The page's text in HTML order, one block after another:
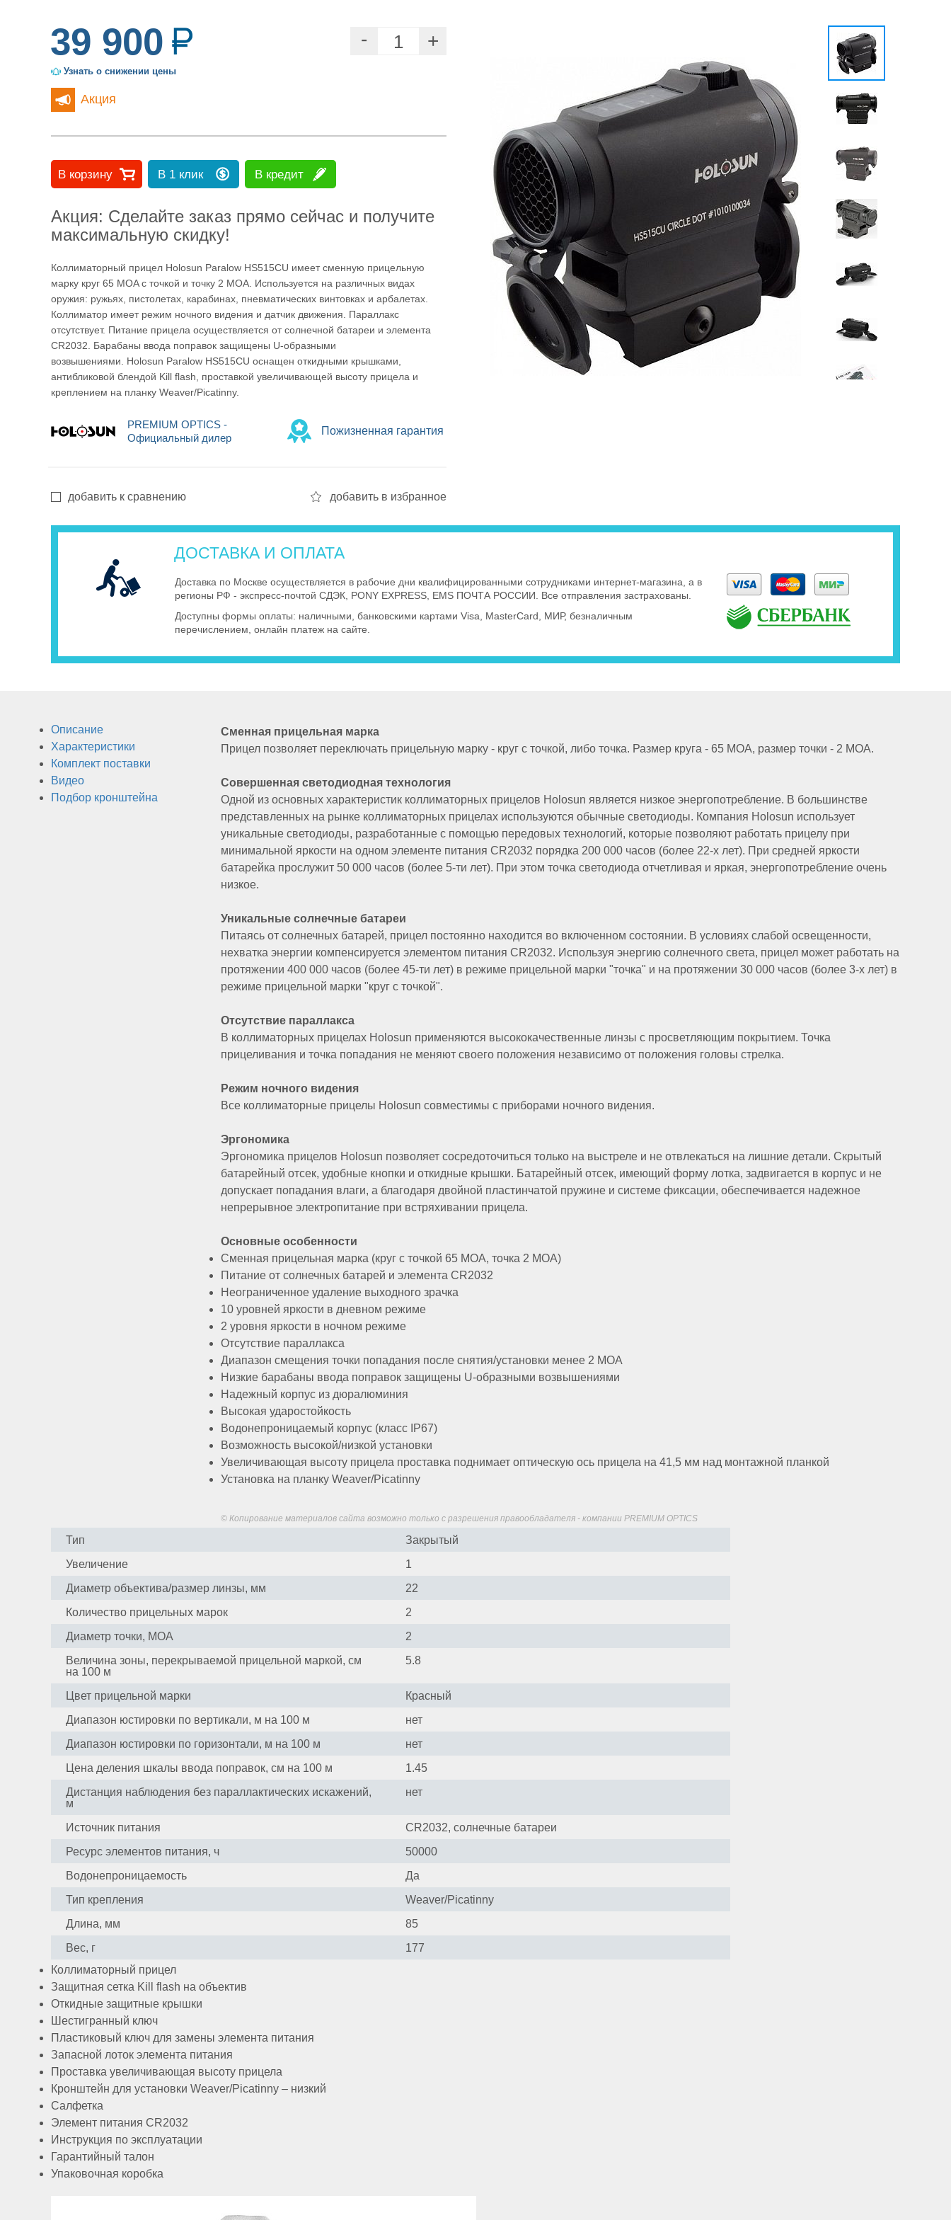
Тепловизионные
Тепловизионные
Обратный
info@premium-
Профсоюзная,
39 900
Узнать о снижении цены
Акция
В корзину В 1 клик
Акция: Сделайте заказ прямо сейчас и получите
максимальную скидку!
Коллиматорный прицел Holosun Paralow HS515CU имеет сменную прицельную
марку круг 65 MOA с точкой и точку 2 MOA. Используется на различных видах
оружия: ружьях, пистолетах, карабинах, пневматических винтовках и арбалетах.
Коллиматор имеет режим ночного видения и датчик движения. Параллакс
отсутствует. Питание прицела осуществляется от солнечной батареи и элемента
CR2032. Барабаны ввода поправок защищены U-образными
возвышениями. Holosun Paralow HS515CU оснащен откидными крышками,
антибликовой блендой Kill flash, проставкой увеличивающей высоту прицела и
креплением на планку Weaver/Picatinny.
PREMIUM OPTICS -
Официальный дилер
Пожизненная гарантия
добавить к сравнению добавить в избранное
ДОСТАВКА И ОПЛАТА
Доставка по Москве осуществляется в рабочие дни квалифицированными сотрудниками интернет-магазина, а в
регионы РФ - экспресс-почтой СДЭК, PONY EXPRESS, EMS ПОЧТА РОССИИ. Все отправления застрахованы.
Доступны формы оплаты: наличными, банковскими картами Visa, MasterCard, МИР, безналичным
перечислением, онлайн платеж на сайте.
Описание
Характеристики
Комплект поставки
Видео
Подбор кронштейна
Сменная прицельная марка
Прицел позволяет переключать прицельную марку - круг с точкой, либо точка. Размер круга - 65 MOA, размер точки - 2 MOA.
Совершенная светодиодная технология
Одной из основных характеристик коллиматорных прицелов Holosun является низкое энергопотребление. В большинстве
представленных на рынке коллиматорных прицелах используются обычные светодиоды. Компания Holosun использует
уникальные светодиоды, разработанные с помощью передовых технологий, которые позволяют работать прицелу при
минимальной яркости на одном элементе питания CR2032 порядка 200 000 часов (более 22-х лет). При средней яркости
батарейка прослужит 50 000 часов (более 5-ти лет). При этом точка светодиода отчетливая и яркая, энергопотребление очень
низкое.
Уникальные солнечные батареи
Питаясь от солнечных батарей, прицел постоянно находится во включенном состоянии. В условиях слабой освещенности,
нехватка энергии компенсируется элементом питания CR2032. Используя энергию солнечного света, прицел может работать на
протяжении 400 000 часов (более 45-ти лет) в режиме прицельной марки "точка" и на протяжении 30 000 часов (более 3-х лет) в
режиме прицельной марки "круг с точкой".
Отсутствие параллакса
В коллиматорных прицелах Holosun применяются высококачественные линзы с просветляющим покрытием. Точка
прицеливания и точка попадания не меняют своего положения независимо от положения головы стрелка.
Режим ночного видения
Все коллиматорные прицелы Holosun совместимы с приборами ночного видения.
Эргономика
Эргономика прицелов Holosun позволяет сосредоточиться только на выстреле и не отвлекаться на лишние детали. Скрытый
батарейный отсек, удобные кнопки и откидные крышки. Батарейный отсек, имеющий форму лотка, задвигается в корпус и не
допускает попадания влаги, а благодаря двойной пластинчатой пружине и системе фиксации, обеспечивается надежное
непрерывное электропитание при встряхивании прицела.
Основные особенности
Сменная прицельная марка (круг с точкой 65 MOA, точка 2 MOA)
Питание от солнечных батарей и элемента CR2032
Неограниченное удаление выходного зрачка
10 уровней яркости в дневном режиме
2 уровня яркости в ночном режиме
Отсутствие параллакса
Диапазон смещения точки попадания после снятия/установки менее 2 МОА
Низкие барабаны ввода поправок защищены U-образными возвышениями
Надежный корпус из дюралюминия
Высокая ударостойкость
Водонепроницаемый корпус (класс IP67)
Возможность высокой/низкой установки
Увеличивающая высоту прицела проставка поднимает оптическую ось прицела на 41,5 мм над монтажной планкой
Установка на планку Weaver/Picatinny
© Копирование материалов сайта возможно только с разрешения правообладателя - компании PREMIUM OPTICS
Тип
Закрытый
Увеличение
1
Диаметр объектива/размер линзы, мм
22
Количество прицельных марок
2
Диаметр точки, MOA
2
Величина зоны, перекрываемой прицельной маркой, см
на 100 м
5.8
Цвет прицельной марки
Красный
Диапазон юстировки по вертикали, м на 100 м
нет
Диапазон юстировки по горизонтали, м на 100 м
нет
Цена деления шкалы ввода поправок, см на 100 м
1.45
Дистанция наблюдения без параллактических искажений,
м
нет
Источник питания
CR2032, солнечные батареи
Ресурс элементов питания, ч
50000
Водонепроницаемость
Да
Тип крепления
Weaver/Picatinny
Длина, мм
85
Вес, г
177
Коллиматорный прицел
Защитная сетка Kill flash на объектив
Откидные защитные крышки
Шестигранный ключ
Пластиковый ключ для замены элемента питания
Запасной лоток элемента питания
Проставка увеличивающая высоту прицела
Кронштейн для установки Weaver/Picatinny – низкий
Салфетка
Элемент питания CR2032
Инструкция по эксплуатации
Гарантийный талон
Упаковочная коробка